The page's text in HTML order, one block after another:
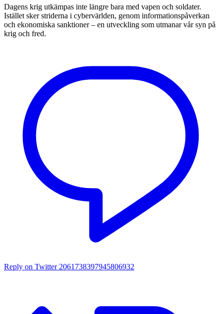
Dagens krig utkämpas inte längre bara med vapen och soldater.
Istället sker striderna i cybervärlden, genom informationspåverkan
och ekonomiska sanktioner – en utveckling som utmanar vår syn på
krig och fred.
Reply on Twitter 2061738397945806932